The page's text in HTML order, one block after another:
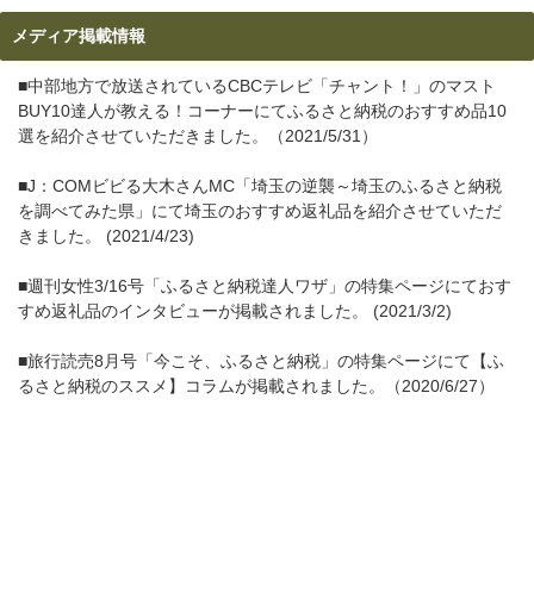
メディア掲載情報
■中部地方で放送されているCBCテレビ「チャント！」のマスト
BUY10達人が教える！コーナーにてふるさと納税のおすすめ品10
選を紹介させていただきました。（2021/5/31）
■J：COMビビる大木さんMC「埼玉の逆襲～埼玉のふるさと納税
を調べてみた県」にて埼玉のおすすめ返礼品を紹介させていただ
きました。 (2021/4/23)
■週刊女性3/16号「ふるさと納税達人ワザ」の特集ページにておす
すめ返礼品のインタビューが掲載されました。 (2021/3/2)
■旅行読売8月号「今こそ、ふるさと納税」の特集ページにて【ふ
るさと納税のススメ】コラムが掲載されました。（2020/6/27）